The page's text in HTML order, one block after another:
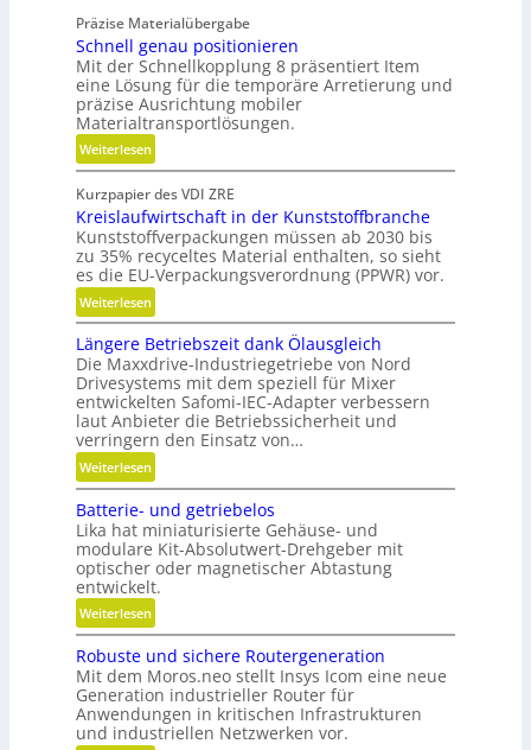
V
e
r
g
l
e
i
c
h
Präzise Materialübergabe
Schnell genau positionieren
Mit der Schnellkopplung 8 präsentiert Item
eine Lösung für die temporäre Arretierung und
präzise Ausrichtung mobiler
Materialtransportlösungen.
Weiterlesen:
S
c
h
n
e
l
l
g
e
n
a
u
p
o
s
i
t
i
o
n
i
r
e
n
Kurzpapier des VDI ZRE
Kreislaufwirtschaft in der Kunststoffbranche
Kunststoffverpackungen müssen ab 2030 bis
zu 35% recyceltes Material enthalten, so sieht
es die EU-Verpackungsverordnung (PPWR) vor.
Weiterlesen:
K
r
e
i
s
l
a
u
f
w
i
r
t
s
c
h
a
f
t
Längere Betriebszeit dank Ölausgleich
Die Maxxdrive-Industriegetriebe von Nord
Drivesystems mit dem speziell für Mixer
entwickelten Safomi-IEC-Adapter verbessern
laut Anbieter die Betriebssicherheit und
verringern den Einsatz von…
Weiterlesen:
L
ä
n
g
e
r
e
e
t
r
i
Batterie- und getriebelos
Lika hat miniaturisierte Gehäuse- und
modulare Kit-Absolutwert-Drehgeber mit
optischer oder magnetischer Abtastung
entwickelt.
Weiterlesen:
B
a
t
t
e
Robuste und sichere Routergeneration
Mit dem Moros.neo stellt Insys Icom eine neue
Generation industrieller Router für
Anwendungen in kritischen Infrastrukturen
und industriellen Netzwerken vor.